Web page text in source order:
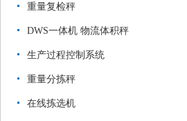
重量复检秤
DWS一体机 物流体积秤
生产过程控制系统
重量分拣秤
在线拣选机